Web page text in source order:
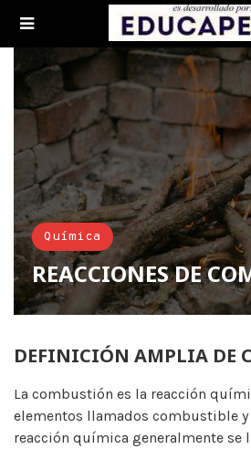
Química
REACCIONES DE
DEFINICIÓN AMPLIA DE
La combustión es la reacción
elementos llamados combustible y
reacción química generalmente se